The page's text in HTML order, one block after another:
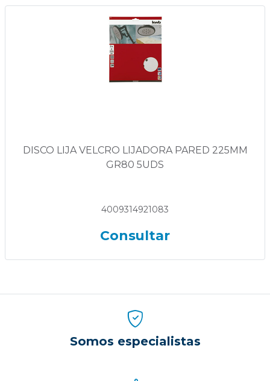
DISCO LIJA VELCRO LIJADORA PARED 225MM
GR80 5UDS
4009314921083
Consultar
Somos especialistas